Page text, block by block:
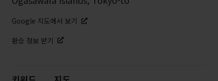
Google 지도에서 보기
환승 정보 받기